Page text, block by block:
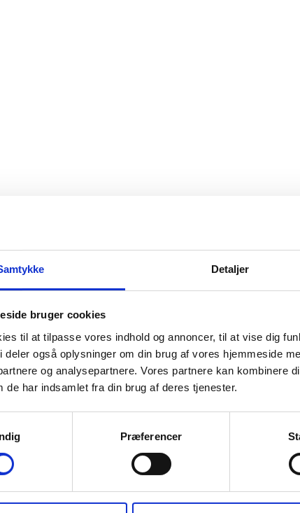
Detaljer
bruger cookies
til at tilpasse vores indhold og annoncer, til at vise dig
deler også oplysninger om din brug af vores hjemmeside
og analysepartnere. Vores partnere kan kombinere
de har indsamlet fra din brug af deres tjenester.
Præferencer